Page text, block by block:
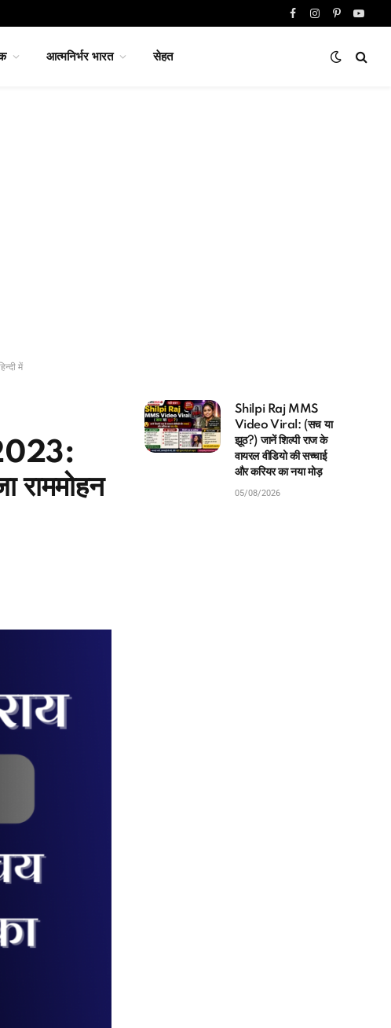
FacebookInstagram
Pinterest
आत्मनिर्भर भारत सेहत
में
2023:
Shilpi Raj MMS
Video Viral: (सच या
झूठ?) जानें शिल्पी राज के
वायरल वीडियो की सच्चाई
और करियर का नया मोड़
05/08/2026